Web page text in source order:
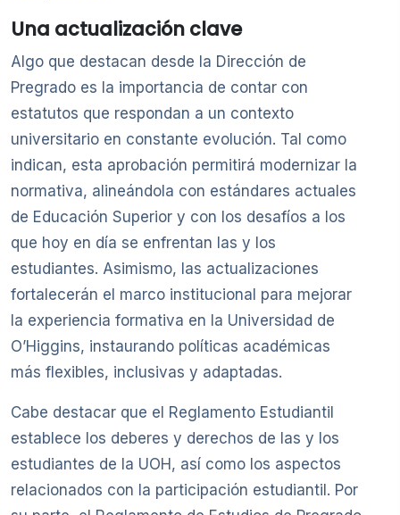
Una actualización clave
Algo que destacan desde la Dirección de
Pregrado es la importancia de contar con
estatutos que respondan a un contexto
universitario en constante evolución. Tal como
indican, esta aprobación permitirá modernizar la
normativa, alineándola con estándares actuales
de Educación Superior y con los desafíos a los
que hoy en día se enfrentan las y los
estudiantes. Asimismo, las actualizaciones
fortalecerán el marco institucional para mejorar
la experiencia formativa en la Universidad de
O’Higgins, instaurando políticas académicas
más flexibles, inclusivas y adaptadas.
Cabe destacar que el Reglamento Estudiantil
establece los deberes y derechos de las y los
estudiantes de la UOH, así como los aspectos
relacionados con la participación estudiantil. Por